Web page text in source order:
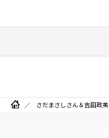
さだまさしさん＆吉田政